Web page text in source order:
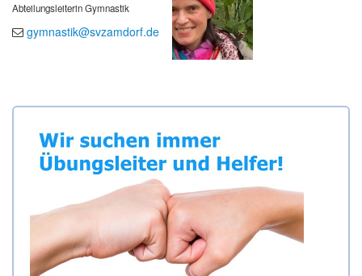
Abteilungsleiterin Gymnastik
gymnastik@svzamdorf.de